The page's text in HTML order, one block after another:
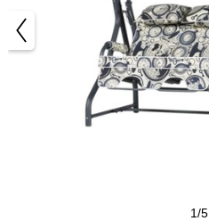
1/5